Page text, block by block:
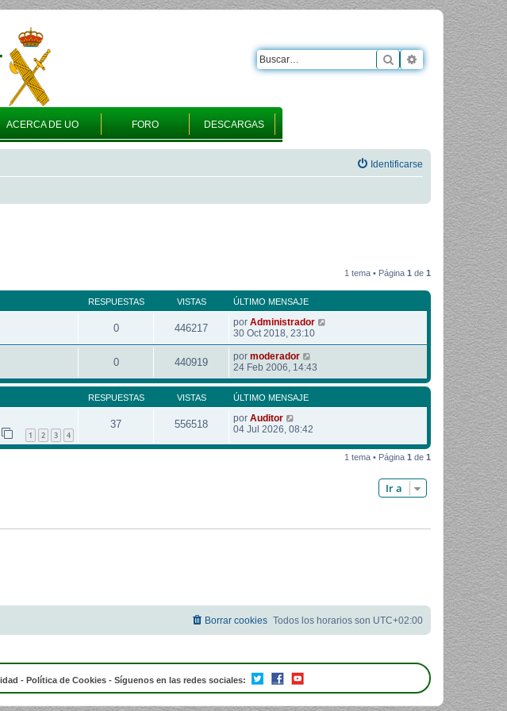
ACERCA DE UO FORO DESCARGAS
Buscar Búsqueda
Identificarse
1 tema • Página 1 de 1
RESPUESTAS VISTAS ÚLTIMO MENSAJE
0 446217 por Administrador
30 Oct 2018, 23:10
0 440919 por moderador
24 Feb 2006, 14:43
RESPUESTAS VISTAS ÚLTIMO MENSAJE
1 2 3 4
37 556518 por Auditor
04 Jul 2026, 08:42
1 tema • Página 1 de 1
Ir a
Todos los horarios son UTC+02:00
Borrar cookies
- Política de Cookies - Síguenos en las redes sociales: